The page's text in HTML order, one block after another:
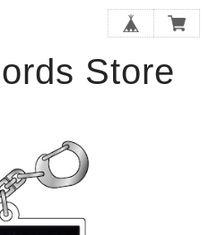
Store